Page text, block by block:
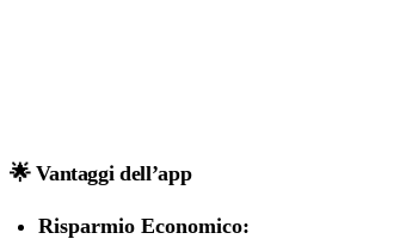
🌟 Vantaggi dell’app
Risparmio Economico: